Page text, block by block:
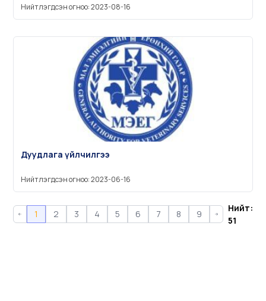
Нийтлэгдсэн огноо: 2023-08-16
Дуудлага үйлчилгээ
Нийтлэгдсэн огноо: 2023-06-16
1 2 3 4 5 6 7 8 9
Нийт:
51